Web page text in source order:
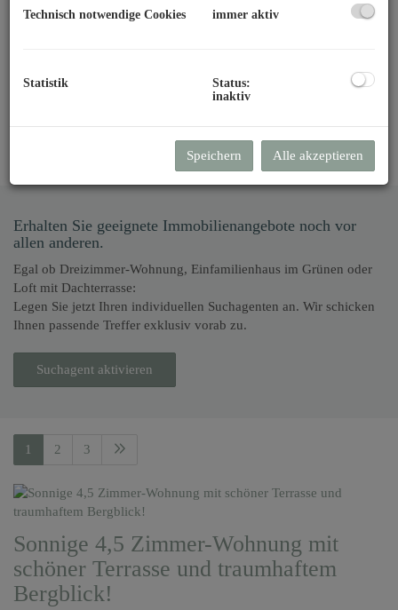
Wohnfläche (von/bis)
Weitere Suchoptionen
Filter zurücksetzen Suchen
Erhalten Sie geeignete Immobilienangebote noch vor
allen anderen.
Egal ob Dreizimmer-Wohnung, Einfamilienhaus im Grünen oder
Loft mit Dachterrasse:
Legen Sie jetzt Ihren individuellen Suchagenten an. Wir schicken
Ihnen passende Treffer exklusiv vorab zu.
Suchagent aktivieren
1 2 3
Sonnige 4,5 Zimmer-Wohnung mit
schöner Terrasse und traumhaftem
Bergblick!
Technisch notwendige Cookies immer aktiv
Statistik
Status:
inaktiv
Speichern Alle akzeptieren